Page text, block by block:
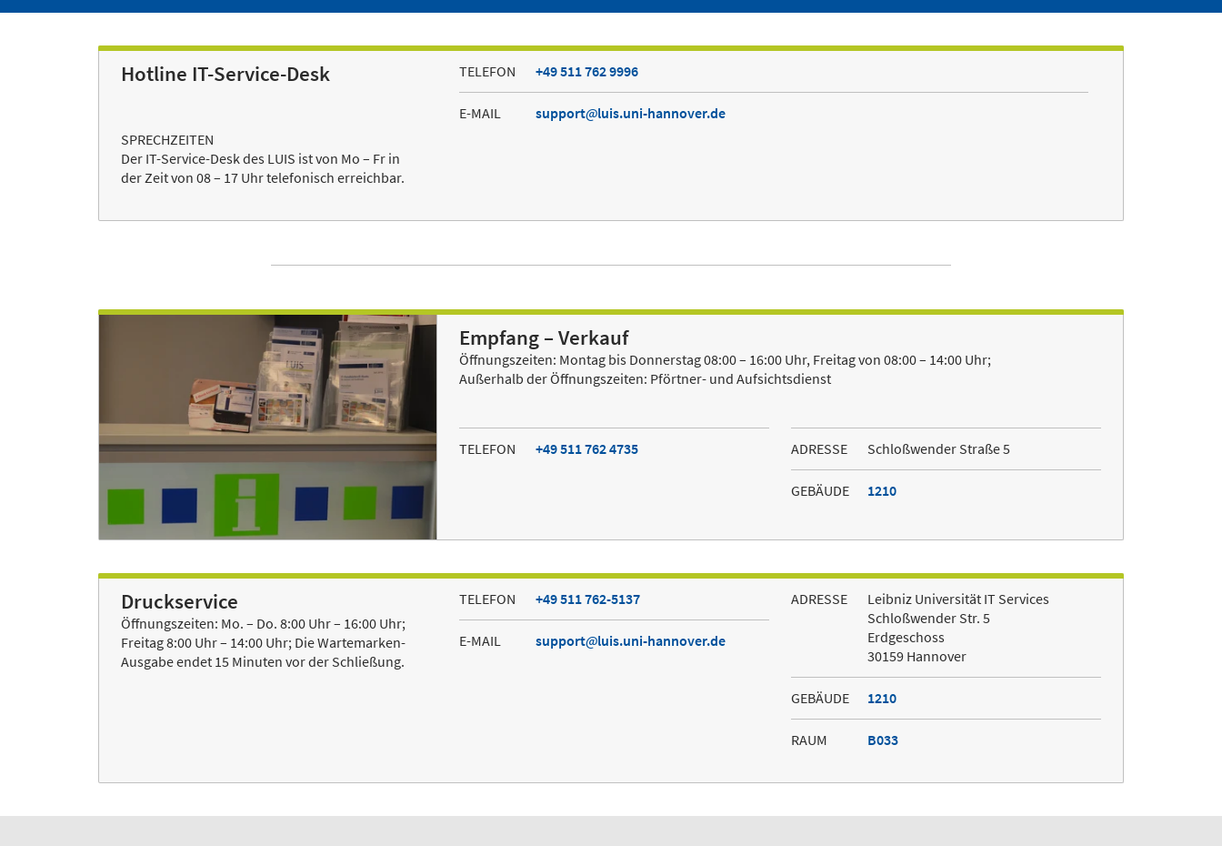
Hotline IT-Service-Desk
SPRECHZEITEN
Der IT-Service-Desk des LUIS ist von Mo – Fr in
der Zeit von 08 – 17 Uhr telefonisch erreichbar.
TELEFON +49 511 762 9996
E-MAIL support luis.uni-hannover.de
Empfang – Verkauf
Öffnungszeiten: Montag bis Donnerstag 08:00 – 16:00 Uhr, Freitag von 08:00 – 14:00 Uhr;
Außerhalb der Öffnungszeiten: Pförtner- und Aufsichtsdienst
TELEFON +49 511 762 4735 ADRESSE Schloßwender Straße 5
GEBÄUDE 1210
Druckservice
Öffnungszeiten: Mo. – Do. 8:00 Uhr – 16:00 Uhr;
Freitag 8:00 Uhr – 14:00 Uhr; Die Wartemarken-
Ausgabe endet 15 Minuten vor der Schließung.
TELEFON +49 511 762-5137
E-MAIL support luis.uni-hannover.de
ADRESSE
Leibniz Universität IT Services
Schloßwender Str. 5
Erdgeschoss
30159 Hannover
GEBÄUDE 1210
RAUM B033